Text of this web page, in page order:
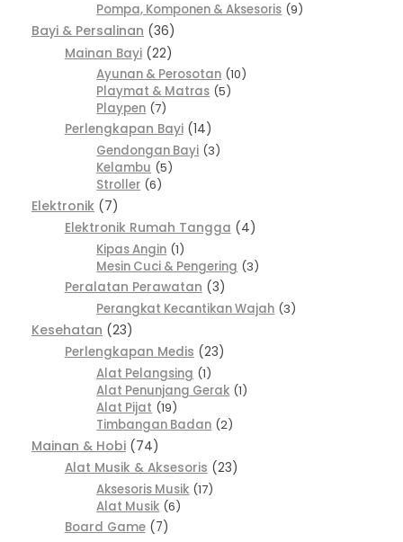
Pompa, Komponen & Aksesoris 9
Bayi & Persalinan 36
Mainan Bayi 22
Ayunan & Perosotan 10
Playmat & Matras 5
Playpen 7
Perlengkapan Bayi 14
Gendongan Bayi 3
Kelambu 5
Stroller 6
Elektronik 7
Elektronik Rumah Tangga
4
Kipas Angin 1
Mesin Cuci & Pengering 3
Peralatan Perawatan
3
Perangkat Kecantikan Wajah 3
Kesehatan 23
Perlengkapan Medis
23
Alat Pelangsing 1
Alat Penunjang Gerak 1
Alat Pijat 19
Timbangan Badan 2
Mainan & Hobi 74
Alat Musik & Aksesoris
23
Aksesoris Musik 17
Alat Musik 6
Board Game
7